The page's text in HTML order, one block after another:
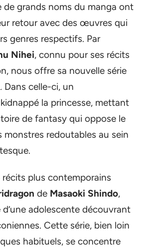
de grands noms du manga ont
retour avec des œuvres qui
genres respectifs. Par
Nihei, connu pour ses récits
nous offre sa nouvelle série
. Dans celle-ci, un
la princesse, mettant
de fantasy qui oppose le
monstres redoutables au sein
récits plus contemporains
de Masaoki Shindo,
adolescente découvrant
Cette série, bien loin
habituels, se concentre